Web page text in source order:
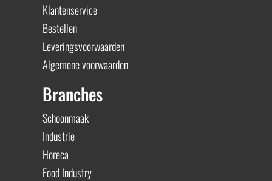
Klantenservice
Bestellen
Leveringsvoorwaarden
Algemene voorwaarden
Branches
Schoonmaak
Industrie
Horeca
Food Industry